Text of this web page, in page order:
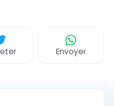
Envoyer